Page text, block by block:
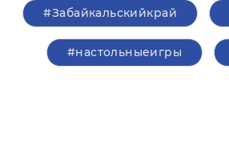
#Забайкальскийкрай
#настольныеигры